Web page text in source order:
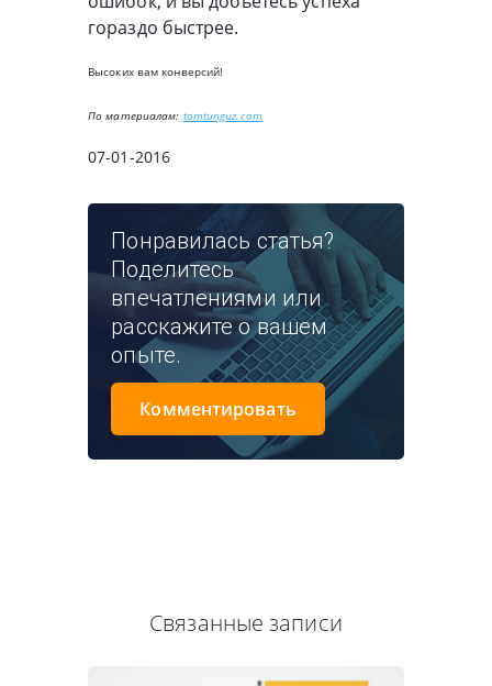
гораздо быстрее.
Высоких вам конверсий!
По материалам: tomtunguz.com
07-01-2016
Понравилась статья?
Поделитесь
впечатлениями или
расскажите о вашем
опыте.
Комментировать
Связанные записи